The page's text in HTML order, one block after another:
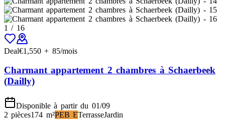
1 / 16
Deal€1,550 + 85/mois
Charmant appartement 2 chambres à Schaerbeek
(Dailly)
Disponible à partir du 01/09
2 pièces174 m²PEB ETerrasseJardin